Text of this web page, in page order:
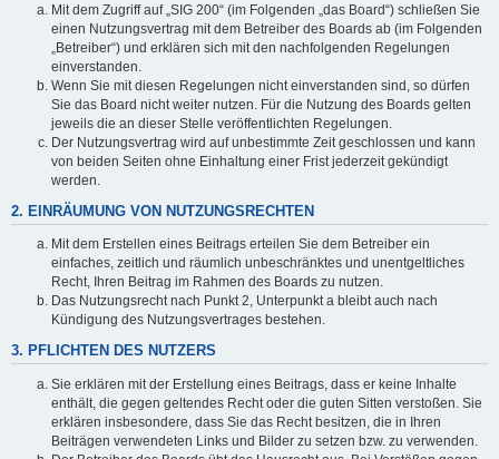
Mit dem Zugriff auf „SIG 200“ (im Folgenden „das Board“) schließen Sie
einen Nutzungsvertrag mit dem Betreiber des Boards ab (im Folgenden
„Betreiber“) und erklären sich mit den nachfolgenden Regelungen
einverstanden.
Wenn Sie mit diesen Regelungen nicht einverstanden sind, so dürfen
Sie das Board nicht weiter nutzen. Für die Nutzung des Boards gelten
jeweils die an dieser Stelle veröffentlichten Regelungen.
Der Nutzungsvertrag wird auf unbestimmte Zeit geschlossen und kann
von beiden Seiten ohne Einhaltung einer Frist jederzeit gekündigt
werden.
2. EINRÄUMUNG VON NUTZUNGSRECHTEN
Mit dem Erstellen eines Beitrags erteilen Sie dem Betreiber ein
einfaches, zeitlich und räumlich unbeschränktes und unentgeltliches
Recht, Ihren Beitrag im Rahmen des Boards zu nutzen.
Das Nutzungsrecht nach Punkt 2, Unterpunkt a bleibt auch nach
Kündigung des Nutzungsvertrages bestehen.
3. PFLICHTEN DES NUTZERS
Sie erklären mit der Erstellung eines Beitrags, dass er keine Inhalte
enthält, die gegen geltendes Recht oder die guten Sitten verstoßen. Sie
erklären insbesondere, dass Sie das Recht besitzen, die in Ihren
Beiträgen verwendeten Links und Bilder zu setzen bzw. zu verwenden.